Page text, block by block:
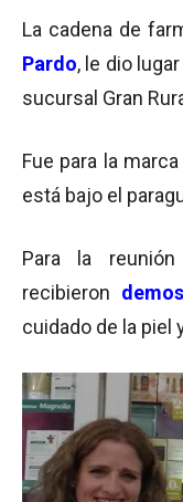
La cadena de
Pardo, le dio
sucursal Gran
Fue para la
está bajo el
Para la
recibieron
cuidado de la piel